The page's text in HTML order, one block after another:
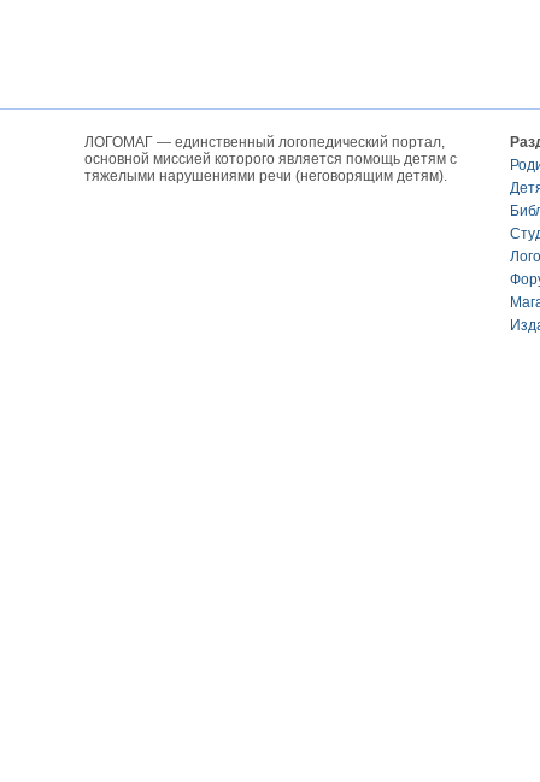
ЛОГОМАГ — единственный логопедический портал,
основной миссией которого является помощь детям с
тяжелыми нарушениями речи (неговорящим детям).